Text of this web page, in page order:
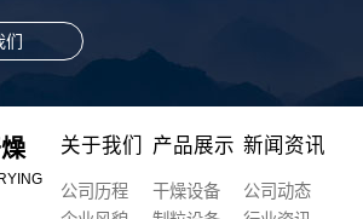
们
关于我们
公司历程
产品展示
干燥设备
新闻资讯
公司动态